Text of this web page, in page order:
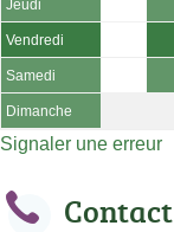
Jeudi
Vendredi
Samedi
Dimanche
Signaler une erreur
Contact